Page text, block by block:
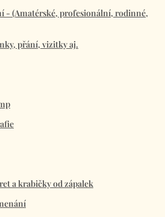
- (Amatérské, profesionální, rodinné,
přání, vizitky aj.
a krabičky od zápalek